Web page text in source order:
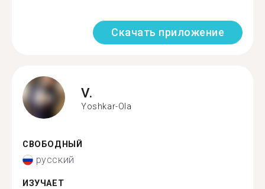
Скачать приложение
V.
Yoshkar-Ola
СВОБОДНЫЙ
русский
ИЗУЧАЕТ